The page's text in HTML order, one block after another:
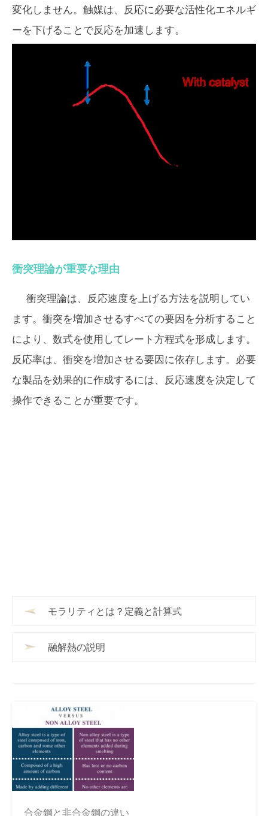
変化しません。触媒は、反応に必要な活性化エネルギ
ーを下げることで反応を加速します。
衝突理論が重要な理由
衝突理論は、反応速度を上げる方法を説明してい
ます。衝突を増加させるすべての要因を分析すること
により、数式を使用してレート方程式を形成します。
反応率は、衝突を増加させる要因に依存します。必要
な製品を効果的に作成するには、反応速度を決定して
操作できることが重要です。
モラリティとは？定義と計算式
融解熱の説明
合金鋼と非合金鋼の違い